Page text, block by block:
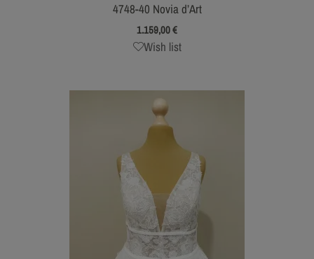
4748-40 Novia d’Art
1.159,00€
Wish list